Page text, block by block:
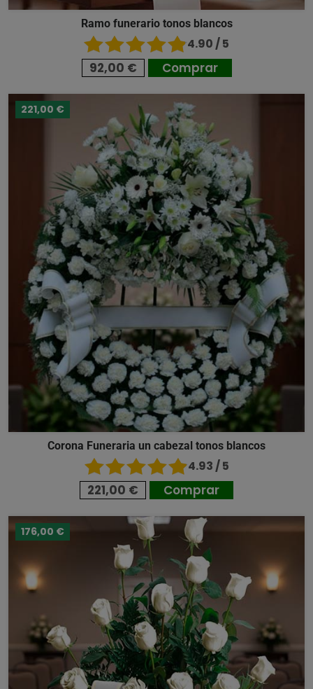
Ramo funerario tonos blancos
4.90 / 5
92,00 € Comprar
221,00 €
Corona Funeraria un cabezal tonos blancos
4.93 / 5
221,00 € Comprar
176,00 €